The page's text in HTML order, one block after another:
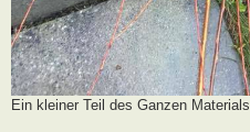
Ein kleiner Teil des Ganzen Materials.